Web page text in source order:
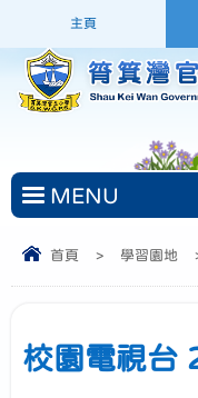
主頁
MENU
首頁 > 學習園地
校園電視台